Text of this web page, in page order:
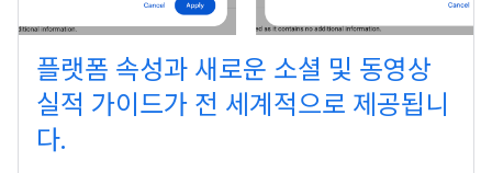
플랫폼 속성과 새로운 소셜 및 동영상
실적 가이드가 전 세계적으로 제공됩니
다.